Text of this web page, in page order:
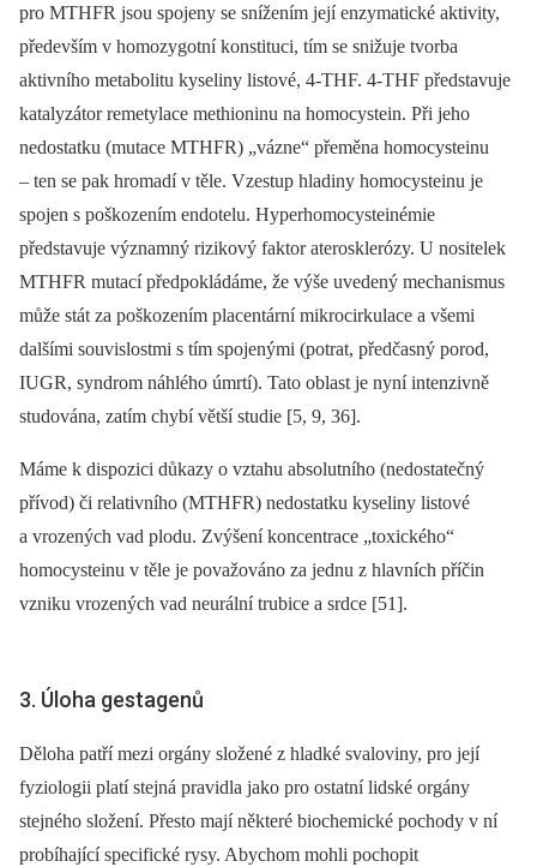
pro MTHFR jsou spojeny se snížením její enzymatické aktivity,
především v homozygotní konstituci, tím se snižuje tvorba
aktivního metabolitu kyseliny listové, 4-THF. 4-THF představuje
katalyzátor remetylace methioninu na homocystein. Při jeho
nedostatku (mutace MTHFR) „vázne“ přeměna homocysteinu
–⁠ ten se pak hromadí v těle. Vzestup hladiny homocysteinu je
spojen s poškozením endotelu. Hyperhomocysteinémie
představuje významný rizikový faktor aterosklerózy. U nositelek
MTHFR mutací předpokládáme, že výše uvedený mechanismus
může stát za poškozením placentární mikrocirkulace a všemi
dalšími souvislostmi s tím spojenými (potrat, předčasný porod,
IUGR, syndrom náhlého úmrtí). Tato oblast je nyní intenzivně
studována, zatím chybí větší studie [5, 9, 36].
Máme k dispozici důkazy o vztahu absolutního (nedostatečný
přívod) či relativního (MTHFR) nedostatku kyseliny listové
a vrozených vad plodu. Zvýšení koncentrace „toxického“
homocysteinu v těle je považováno za jednu z hlavních příčin
vzniku vrozených vad neurální trubice a srdce [51].
3. Úloha gestagenů
Děloha patří mezi orgány složené z hladké svaloviny, pro její
fyziologii platí stejná pravidla jako pro ostatní lidské orgány
stejného složení. Přesto mají některé biochemické pochody v ní
probíhající specifické rysy. Abychom mohli pochopit